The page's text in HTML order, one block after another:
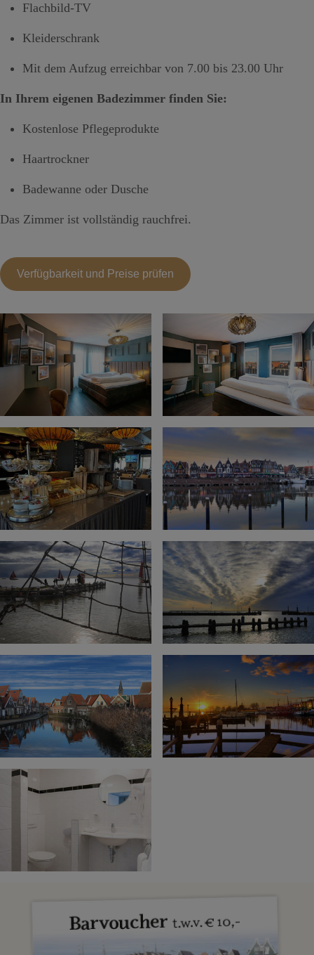
Flachbild-TV
Kleiderschrank
Mit dem Aufzug erreichbar von 7.00 bis 23.00 Uhr
In Ihrem eigenen Badezimmer finden Sie:
Kostenlose Pflegeprodukte
Haartrockner
Badewanne oder Dusche
Das Zimmer ist vollständig rauchfrei.
Verfügbarkeit und Preise prüfen